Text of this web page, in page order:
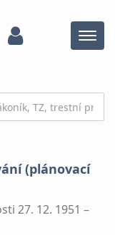
Menu
(plánovací
27. 12. 1951 –